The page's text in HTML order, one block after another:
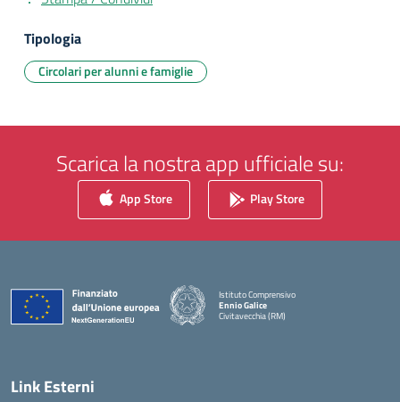
Tipologia
Circolari per alunni e famiglie
Scarica la nostra app ufficiale su:
App Store Play Store
Istituto Comprensivo
Ennio Galice
Civitavecchia (RM)
Link Esterni